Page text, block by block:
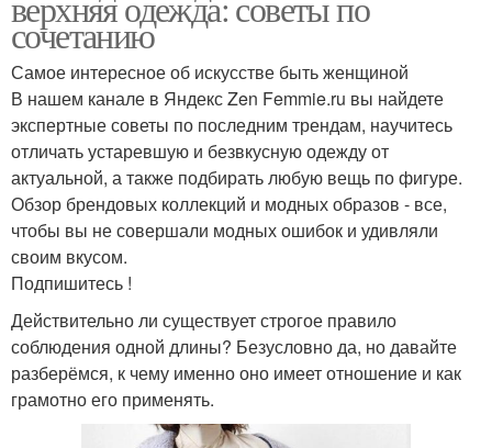
сочетанию
Самое интересное об искусстве быть женщиной
В нашем канале в Яндекс Zen Femmie.ru вы найдете
экспертные советы по последним трендам, научитесь
отличать устаревшую и безвкусную одежду от
актуальной, а также подбирать любую вещь по фигуре.
Обзор брендовых коллекций и модных образов - все,
чтобы вы не совершали модных ошибок и удивляли
своим вкусом.
Подпишитесь !
Действительно ли существует строгое правило
соблюдения одной длины? Безусловно да, но давайте
разберёмся, к чему именно оно имеет отношение и как
грамотно его применять.